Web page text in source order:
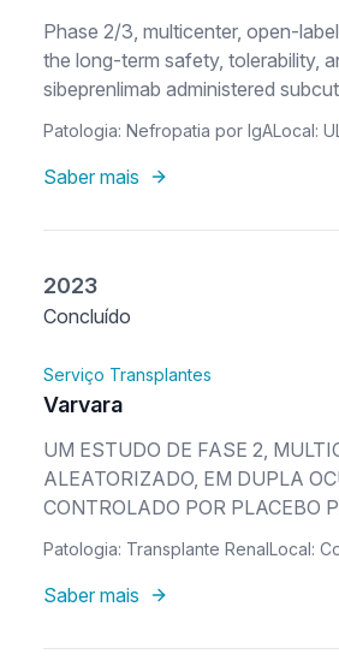
Phase 2/3, multicenter, open-
the long-term safety, tolerability,
sibeprenlimab administered
subjects with immunoglobulin A
Patologia: Nefropatia por IgALocal:
Saber mais
2023
Concluído
Serviço Transplantes
Varvara
UM ESTUDO DE FASE 2,
ALEATORIZADO, EM DUPLA
CONTROLADO POR PLACEBO
SEGURANÇA, A EFICÁCIA E A
DE ARGX-117 NA MELHORIA
ALOENXERTO EM RECETORES
RISCO DE ATRASO NA
Patologia: Transplante RenalLocal:
Saber mais